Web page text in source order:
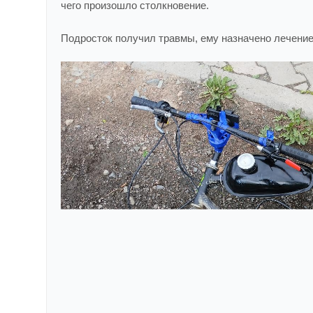
чего произошло столкновение.
Подросток получил травмы, ему назначено